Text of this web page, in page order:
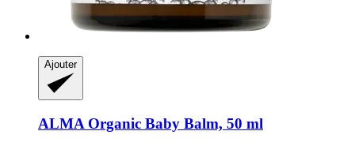
Ajouter
ALMA Organic Baby Balm, 50 ml